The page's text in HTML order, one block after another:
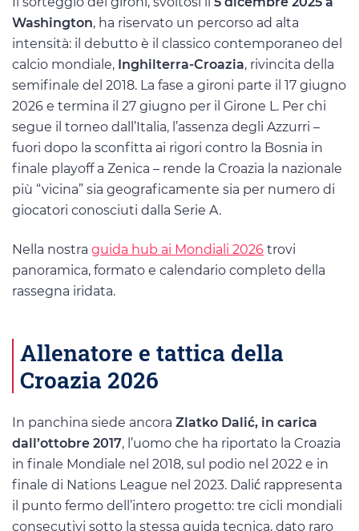
Washington, ha riservato un percorso ad alta
intensità: il debutto è il classico contemporaneo del
calcio mondiale, Inghilterra-Croazia, rivincita della
semifinale del 2018. La fase a gironi parte il 17 giugno
2026 e termina il 27 giugno per il Girone L. Per chi
segue il torneo dall’Italia, l’assenza degli Azzurri –
fuori dopo la sconfitta ai rigori contro la Bosnia in
finale playoff a Zenica – rende la Croazia la nazionale
più “vicina” sia geograficamente sia per numero di
giocatori conosciuti dalla Serie A.
Nella nostra guida hub ai Mondiali 2026 trovi
panoramica, formato e calendario completo della
rassegna iridata.
Allenatore e tattica della
Croazia 2026
In panchina siede ancora Zlatko Dalić, in carica
dall’ottobre 2017, l’uomo che ha riportato la Croazia
in finale Mondiale nel 2018, sul podio nel 2022 e in
finale di Nations League nel 2023. Dalić rappresenta
il punto fermo dell’intero progetto: tre cicli mondiali
consecutivi sotto la stessa guida tecnica, dato raro